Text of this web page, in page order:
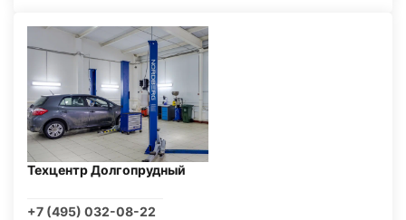
Техцентр Долгопрудный
+7 (495) 032-08-22